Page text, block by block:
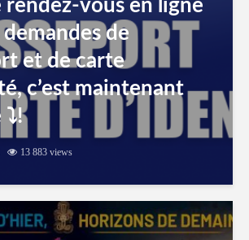
rendez-vous en ligne
de
et de carte
c’est maintenant
⤵️!
13 883 views